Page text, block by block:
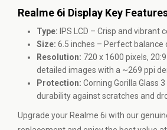
Realme 6i Display Key
Type: IPS LCD – Crisp and vibrant
Size: 6.5 inches – Perfect balance
Resolution: 720 x 1600 pixels,
detailed images with a ~269 ppi
Protection: Corning Gorilla Glass
durability against scratches and
Upgrade your Realme 6i with our